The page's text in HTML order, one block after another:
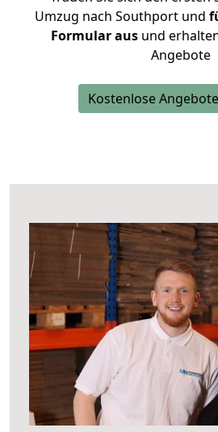
Umzug nach Southport und
Formular ausund
Angebote
Kostenlose